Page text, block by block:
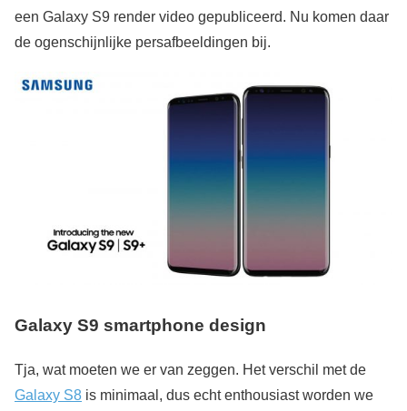
een Galaxy S9 render video gepubliceerd. Nu komen daar
de ogenschijnlijke persafbeeldingen bij.
Galaxy S9 smartphone design
Tja, wat moeten we er van zeggen. Het verschil met de
Galaxy S8 is minimaal, dus echt enthousiast worden we